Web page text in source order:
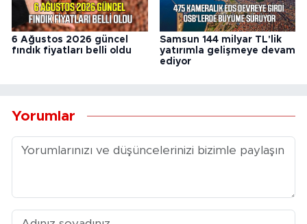
6 Ağustos 2026 güncel
fındık fiyatları belli oldu
Samsun 144 milyar TL'lik
yatırımla gelişmeye devam
ediyor
Yorumlar